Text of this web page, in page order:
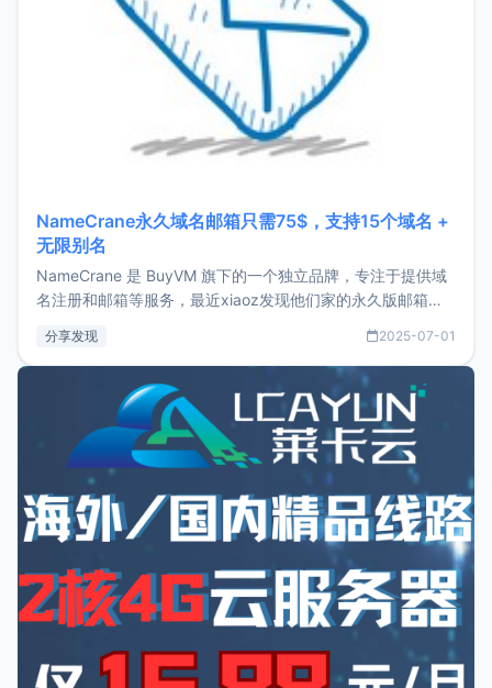
NameCrane永久域名邮箱只需75$，支持15个域名 +
无限别名
NameCrane 是 BuyVM 旗下的一个独立品牌，专注于提供域
名注册和邮箱等服务，最近xiaoz发现他们家的永久版邮箱服
又实惠的域名邮箱，不妨尝试一下 NameCrane。注册
NameCraneNameCrane不支持直接注册，必须要购买
分享发现 2025-07-01